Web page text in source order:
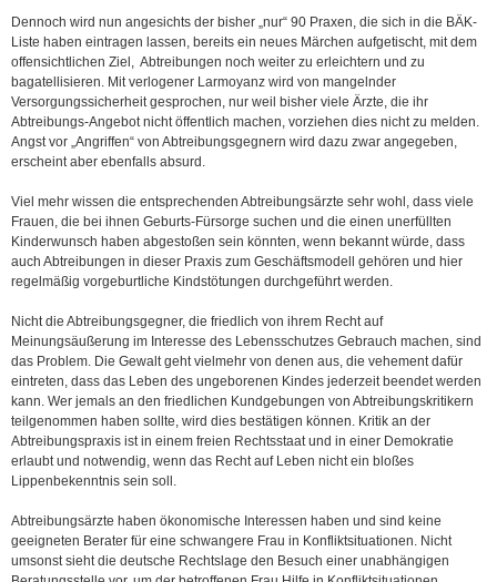
Dennoch wird nun angesichts der bisher „nur“ 90 Praxen, die sich in die BÄK-
Liste haben eintragen lassen, bereits ein neues Märchen aufgetischt, mit dem
offensichtlichen Ziel, Abtreibungen noch weiter zu erleichtern und zu
bagatellisieren. Mit verlogener Larmoyanz wird von mangelnder
Versorgungssicherheit gesprochen, nur weil bisher viele Ärzte, die ihr
Abtreibungs-Angebot nicht öffentlich machen, vorziehen dies nicht zu melden.
Angst vor „Angriffen“ von Abtreibungsgegnern wird dazu zwar angegeben,
erscheint aber ebenfalls absurd.
Viel mehr wissen die entsprechenden Abtreibungsärzte sehr wohl, dass viele
Frauen, die bei ihnen Geburts-Fürsorge suchen und die einen unerfüllten
Kinderwunsch haben abgestoßen sein könnten, wenn bekannt würde, dass
auch Abtreibungen in dieser Praxis zum Geschäftsmodell gehören und hier
regelmäßig vorgeburtliche Kindstötungen durchgeführt werden.
Nicht die Abtreibungsgegner, die friedlich von ihrem Recht auf
Meinungsäußerung im Interesse des Lebensschutzes Gebrauch machen, sind
das Problem. Die Gewalt geht vielmehr von denen aus, die vehement dafür
eintreten, dass das Leben des ungeborenen Kindes jederzeit beendet werden
kann. Wer jemals an den friedlichen Kundgebungen von Abtreibungskritikern
teilgenommen haben sollte, wird dies bestätigen können. Kritik an der
Abtreibungspraxis ist in einem freien Rechtsstaat und in einer Demokratie
erlaubt und notwendig, wenn das Recht auf Leben nicht ein bloßes
Lippenbekenntnis sein soll.
Abtreibungsärzte haben ökonomische Interessen haben und sind keine
geeigneten Berater für eine schwangere Frau in Konfliktsituationen. Nicht
umsonst sieht die deutsche Rechtslage den Besuch einer unabhängigen